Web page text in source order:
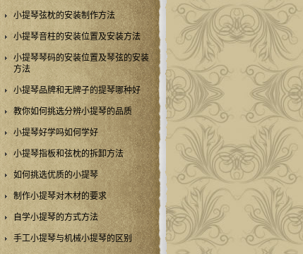
小提琴弦枕的安装制作方法
小提琴音柱的安装位置及安装方法
小提琴琴码的安装位置及琴弦的安装
方法
小提琴品牌和无牌子的提琴哪种好
教你如何挑选分辨小提琴的品质
小提琴好学吗如何学好
小提琴指板和弦枕的拆卸方法
如何挑选优质的小提琴
制作小提琴对木材的要求
自学小提琴的方式方法
手工小提琴与机械小提琴的区别